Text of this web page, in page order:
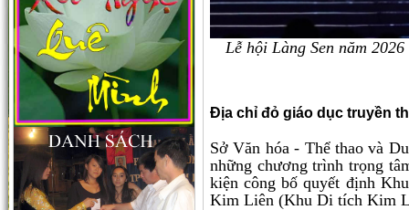
Lễ hội Làng Sen năm
Địa chỉ đỏ giáo dục truyền
Sở Văn hóa - Thể thao và
những chương trình trọng
kiện công bố quyết định
Kim Liên (Khu Di tích Kim